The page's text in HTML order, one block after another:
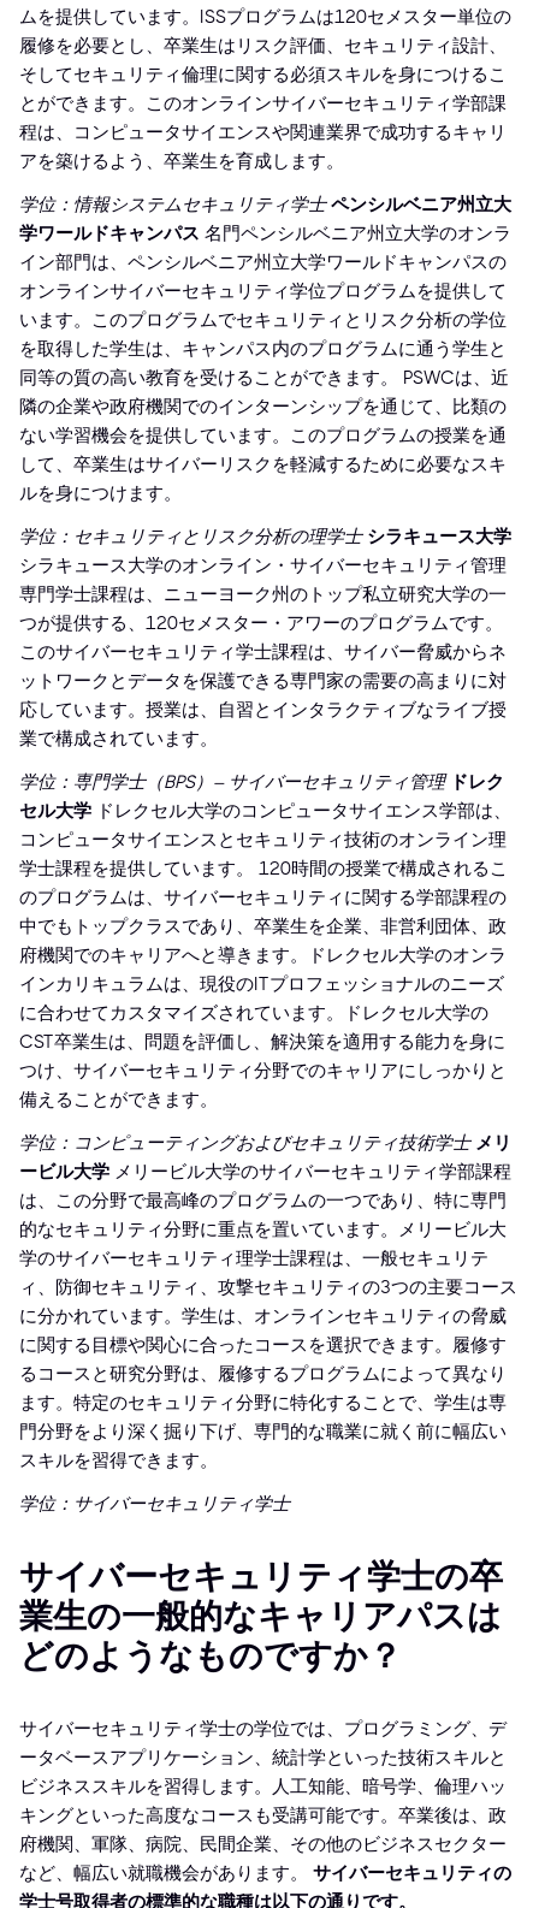
ムを提供しています。ISSプログラムは120セメスター単位の
履修を必要とし、卒業生はリスク評価、セキュリティ設計、
そしてセキュリティ倫理に関する必須スキルを身につけるこ
とができます。このオンラインサイバーセキュリティ学部課
程は、コンピュータサイエンスや関連業界で成功するキャリ
アを築けるよう、卒業生を育成します。
学位：情報システムセキュリティ学士 ペンシルベニア州立大
学ワールドキャンパス 名門ペンシルベニア州立大学のオンラ
イン部門は、ペンシルベニア州立大学ワールドキャンパスの
オンラインサイバーセキュリティ学位プログラムを提供して
います。このプログラムでセキュリティとリスク分析の学位
を取得した学生は、キャンパス内のプログラムに通う学生と
同等の質の高い教育を受けることができます。 PSWCは、近
隣の企業や政府機関でのインターンシップを通じて、比類の
ない学習機会を提供しています。このプログラムの授業を通
して、卒業生はサイバーリスクを軽減するために必要なスキ
ルを身につけます。
学位：セキュリティとリスク分析の理学士 シラキュース大学
シラキュース大学のオンライン・サイバーセキュリティ管理
専門学士課程は、ニューヨーク州のトップ私立研究大学の一
つが提供する、120セメスター・アワーのプログラムです。
このサイバーセキュリティ学士課程は、サイバー脅威からネ
ットワークとデータを保護できる専門家の需要の高まりに対
応しています。授業は、自習とインタラクティブなライブ授
業で構成されています。
学位：専門学士（BPS）– サイバーセキュリティ管理 ドレク
セル大学 ドレクセル大学のコンピュータサイエンス学部は、
コンピュータサイエンスとセキュリティ技術のオンライン理
学士課程を提供しています。 120時間の授業で構成されるこ
のプログラムは、サイバーセキュリティに関する学部課程の
中でもトップクラスであり、卒業生を企業、非営利団体、政
府機関でのキャリアへと導きます。ドレクセル大学のオンラ
インカリキュラムは、現役のITプロフェッショナルのニーズ
に合わせてカスタマイズされています。ドレクセル大学の
CST卒業生は、問題を評価し、解決策を適用する能力を身に
つけ、サイバーセキュリティ分野でのキャリアにしっかりと
備えることができます。
学位：コンピューティングおよびセキュリティ技術学士 メリ
ービル大学 メリービル大学のサイバーセキュリティ学部課程
は、この分野で最高峰のプログラムの一つであり、特に専門
的なセキュリティ分野に重点を置いています。メリービル大
学のサイバーセキュリティ理学士課程は、一般セキュリテ
ィ、防御セキュリティ、攻撃セキュリティの3つの主要コース
に分かれています。学生は、オンラインセキュリティの脅威
に関する目標や関心に合ったコースを選択できます。履修す
るコースと研究分野は、履修するプログラムによって異なり
ます。特定のセキュリティ分野に特化することで、学生は専
門分野をより深く掘り下げ、専門的な職業に就く前に幅広い
スキルを習得できます。
学位：サイバーセキュリティ学士
サイバーセキュリティ学士の卒
業生の一般的なキャリアパスは
どのようなものですか？
サイバーセキュリティ学士の学位では、プログラミング、デ
ータベースアプリケーション、統計学といった技術スキルと
ビジネススキルを習得します。人工知能、暗号学、倫理ハッ
キングといった高度なコースも受講可能です。卒業後は、政
府機関、軍隊、病院、民間企業、その他のビジネスセクター
など、幅広い就職機会があります。 サイバーセキュリティの
学士号取得者の標準的な職種は以下の通りです。